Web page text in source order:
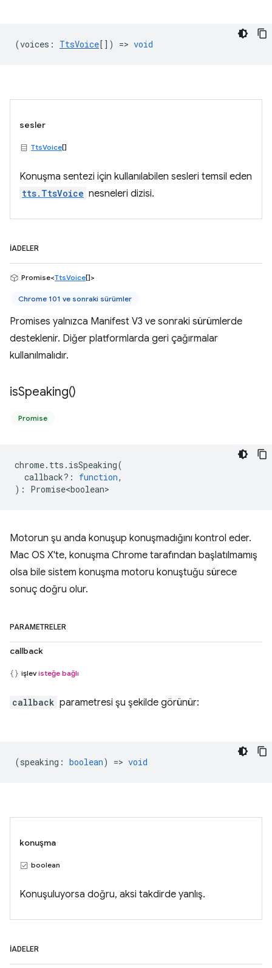
(voices : TtsVoice[]) => void
sesler
TtsVoice[]
Konuşma sentezi için kullanılabilen sesleri temsil eden
tts.TtsVoice nesneleri dizisi.
İADELER
Promise<TtsVoice[]>
Chrome 101 ve sonraki sürümler
Promises yalnızca Manifest V3 ve sonraki sürümlerde
desteklenir. Diğer platformlarda geri çağırmalar
kullanılmalıdır.
isSpeaking()
Promise
chrome. tts . isSpeaking(
callback? : function,
) : Promise<boolean>
Motorun şu anda konuşup konuşmadığını kontrol eder.
Mac OS X'te, konuşma Chrome tarafından başlatılmamış
olsa bile sistem konuşma motoru konuştuğu sürece
sonuç doğru olur.
PARAMETRELER
callback
işlevisteğe bağlı
callback parametresi şu şekilde görünür:
(speaking : boolean) => void
konuşma
boolean
Konuşuluyorsa doğru, aksi takdirde yanlış.
İADELER